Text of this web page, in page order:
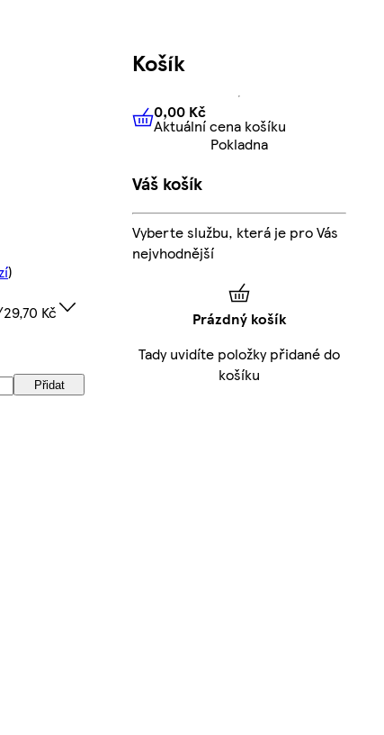
)
Kč
Přidat
Košík
0,00 KčAktuální cena košíku
0,00 Kč
Aktuální cena košíku
Pokladna
Váš košík
Vyberte službu, která je pro Vás
nejvhodnější
Prázdný košík
Tady uvidíte položky přidané do
košíku